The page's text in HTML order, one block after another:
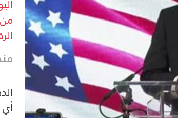
منذ 18